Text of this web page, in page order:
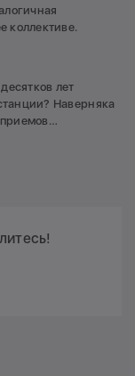
коллективе.
лет
Наверняка